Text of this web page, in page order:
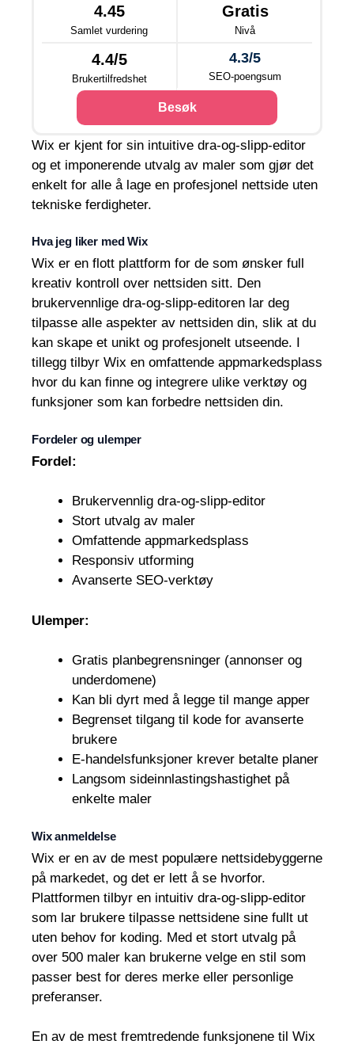
4.45
Samlet vurdering
Gratis
Nivå
4.4/5
Brukertilfredshet
4.3/5
SEO-poengsum
Besøk
Wix er kjent for sin intuitive dra-og-slipp-editor
og et imponerende utvalg av maler som gjør det
enkelt for alle å lage en profesjonel nettside uten
tekniske ferdigheter.
Hva jeg liker med Wix
Wix er en flott plattform for de som ønsker full
kreativ kontroll over nettsiden sitt. Den
brukervennlige dra-og-slipp-editoren lar deg
tilpasse alle aspekter av nettsiden din, slik at du
kan skape et unikt og profesjonelt utseende. I
tillegg tilbyr Wix en omfattende appmarkedsplass
hvor du kan finne og integrere ulike verktøy og
funksjoner som kan forbedre nettsiden din.
Fordeler og ulemper
Fordel:
Brukervennlig dra-og-slipp-editor
Stort utvalg av maler
Omfattende appmarkedsplass
Responsiv utforming
Avanserte SEO-verktøy
Ulemper:
Gratis planbegrensninger (annonser og
underdomene)
Kan bli dyrt med å legge til mange apper
Begrenset tilgang til kode for avanserte
brukere
E-handelsfunksjoner krever betalte planer
Langsom sideinnlastingshastighet på
enkelte maler
Wix anmeldelse
Wix er en av de mest populære nettsidebyggerne
på markedet, og det er lett å se hvorfor.
Plattformen tilbyr en intuitiv dra-og-slipp-editor
som lar brukere tilpasse nettsidene sine fullt ut
uten behov for koding. Med et stort utvalg på
over 500 maler kan brukerne velge en stil som
passer best for deres merke eller personlige
preferanser.
En av de mest fremtredende funksjonene til Wix